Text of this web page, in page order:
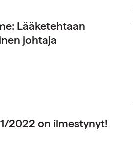
Lääketehtaan
johtaja
2022 on ilmestynyt!